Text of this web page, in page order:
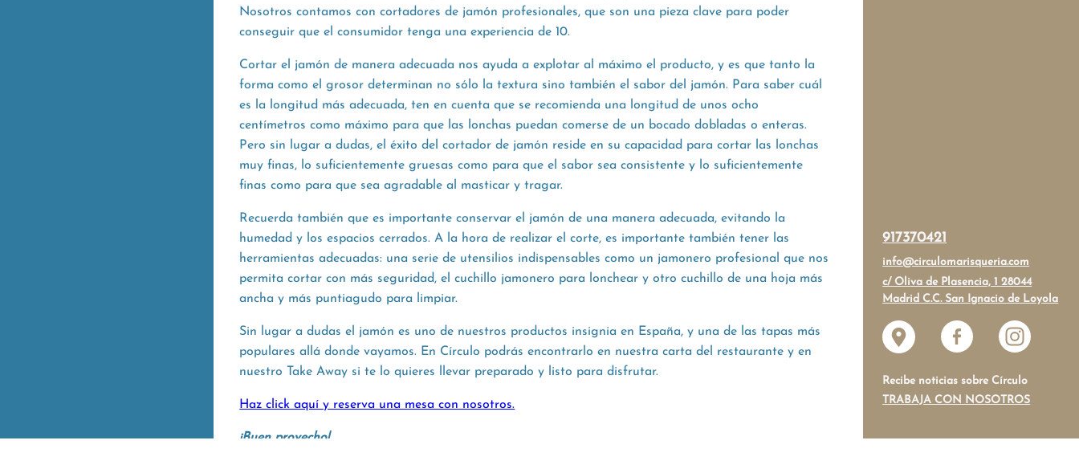
917370421
info@circulomarisqueria.com
c/ Oliva de Plasencia, 1 28044
Madrid C.C. San Ignacio de Loyola
Recibe noticias sobre Círculo
TRABAJA CON NOSOTROS
Nosotros contamos con cortadores de jamón profesionales, que son una pieza clave para poder
conseguir que el consumidor tenga una experiencia de 10.
Cortar el jamón de manera adecuada nos ayuda a explotar al máximo el producto, y es que tanto la
forma como el grosor determinan no sólo la textura sino también el sabor del jamón. Para saber cuál
es la longitud más adecuada, ten en cuenta que se recomienda una longitud de unos ocho
centímetros como máximo para que las lonchas puedan comerse de un bocado dobladas o enteras.
Pero sin lugar a dudas, el éxito del cortador de jamón reside en su capacidad para cortar las lonchas
muy finas, lo suficientemente gruesas como para que el sabor sea consistente y lo suficientemente
finas como para que sea agradable al masticar y tragar.
Recuerda también que es importante conservar el jamón de una manera adecuada, evitando la
humedad y los espacios cerrados. A la hora de realizar el corte, es importante también tener las
herramientas adecuadas: una serie de utensilios indispensables como un jamonero profesional que nos
permita cortar con más seguridad, el cuchillo jamonero para lonchear y otro cuchillo de una hoja más
ancha y más puntiagudo para limpiar.
Sin lugar a dudas el jamón es uno de nuestros productos insignia en España, y una de las tapas más
populares allá donde vayamos. En Círculo podrás encontrarlo en nuestra carta del restaurante y en
nuestro Take Away si te lo quieres llevar preparado y listo para disfrutar.
Haz click aquí y reserva una mesa con nosotros.
¡Buen provecho!